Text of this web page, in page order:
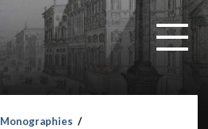
Monographies /